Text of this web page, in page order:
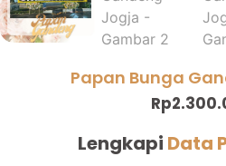
Papan Bunga
Rp
Lengkapi Data